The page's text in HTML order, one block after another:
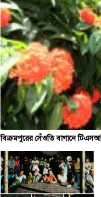
বিক্রমপুরের সেঁওতি বাগানে